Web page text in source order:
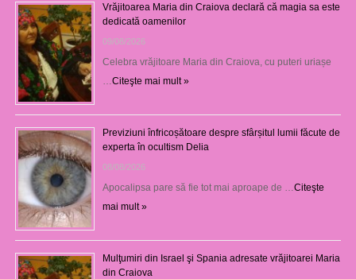
Vrăjitoarea Maria din Craiova declară că magia sa este
dedicată oamenilor
09/08/2026
Celebra vrăjitoare Maria din Craiova, cu puteri uriașe
Citeşte mai mult »
Previziuni înfricoșătoare despre sfârșitul lumii făcute de
experta în ocultism Delia
08/08/2026
Apocalipsa pare să fie tot mai aproape de … Citeşte
mai mult »
Mulţumiri din Israel şi Spania adresate vrăjitoarei Maria
din Craiova